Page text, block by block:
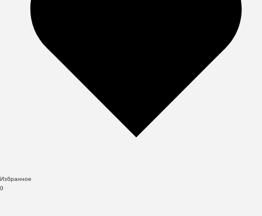
Избранное
0